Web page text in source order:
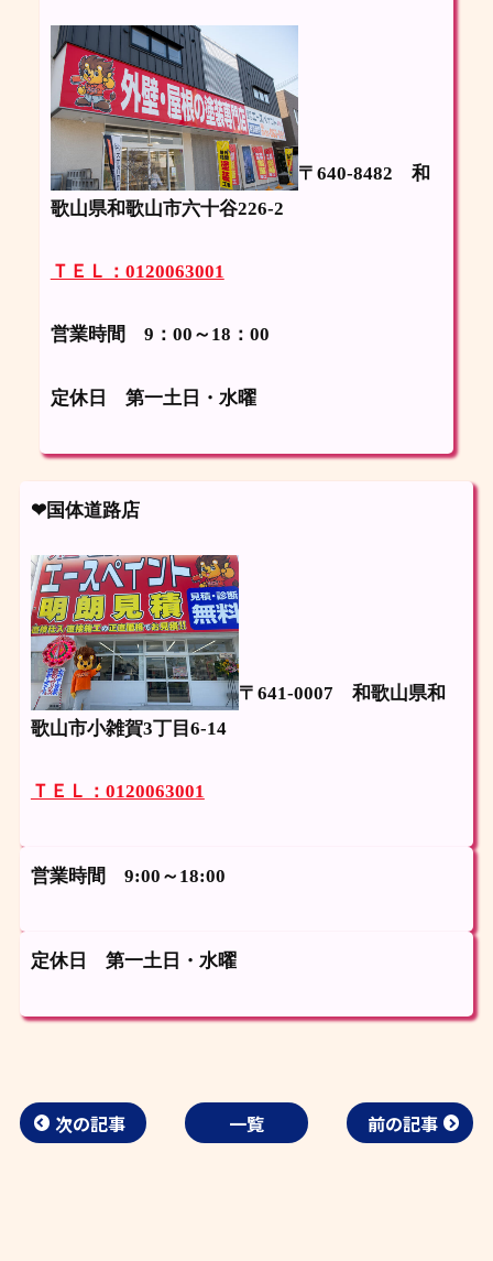
〒640-8482 和
歌山県和歌山市六十谷226-2
ＴＥＬ：0120063001
営業時間 9：00～18：00
定休日 第一土日・水曜
❤国体道路店
〒641-0007 和歌山県和
歌山市小雑賀3丁目6-14
ＴＥＬ：0120063001
営業時間 9:00～18:00
定休日 第一土日・水曜
次の記事 一覧 前の記事